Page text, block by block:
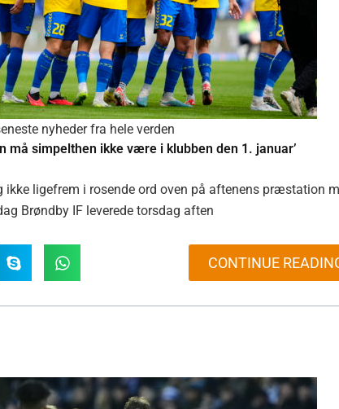
nyheder fra hele verden
må simpelthen ikke være i klubben den 1. januar’
ikke ligefrem i rosende ord oven på aftenens præstation
Brøndby IF leverede torsdag aften
CONTINUE